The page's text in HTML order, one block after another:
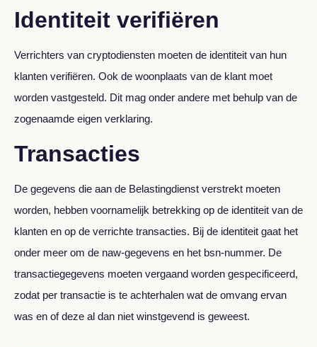
Identiteit verifiëren
Verrichters van cryptodiensten moeten de identiteit van hun
klanten verifiëren. Ook de woonplaats van de klant moet
worden vastgesteld. Dit mag onder andere met behulp van de
zogenaamde eigen verklaring.
Transacties
De gegevens die aan de Belastingdienst verstrekt moeten
worden, hebben voornamelijk betrekking op de identiteit van de
klanten en op de verrichte transacties. Bij de identiteit gaat het
onder meer om de naw-gegevens en het bsn-nummer. De
transactiegegevens moeten vergaand worden gespecificeerd,
zodat per transactie is te achterhalen wat de omvang ervan
was en of deze al dan niet winstgevend is geweest.